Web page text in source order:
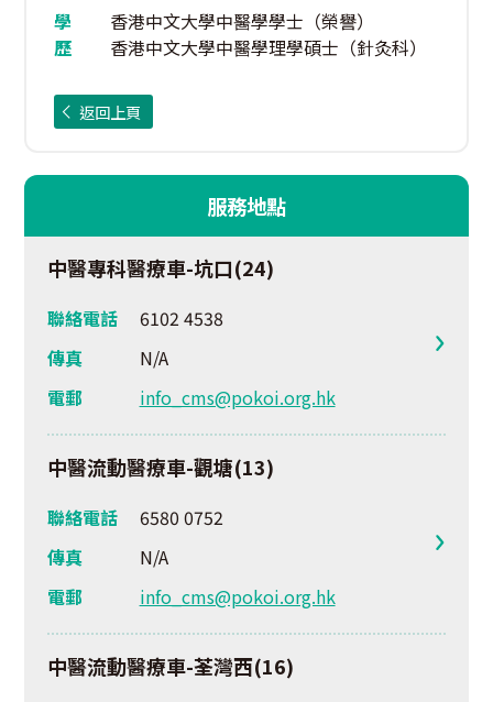
學
歷
香港中文大學中醫學學士（榮譽）
香港中文大學中醫學理學碩士（針灸科）
返回上頁
服務地點
中醫專科醫療車-坑口(24)
聯絡電話
6102 4538
傳真
N/A
電郵
info_cms@pokoi.org.hk
中醫流動醫療車-觀塘(13)
聯絡電話
6580 0752
傳真
N/A
電郵
info_cms@pokoi.org.hk
中醫流動醫療車-荃灣西(16)